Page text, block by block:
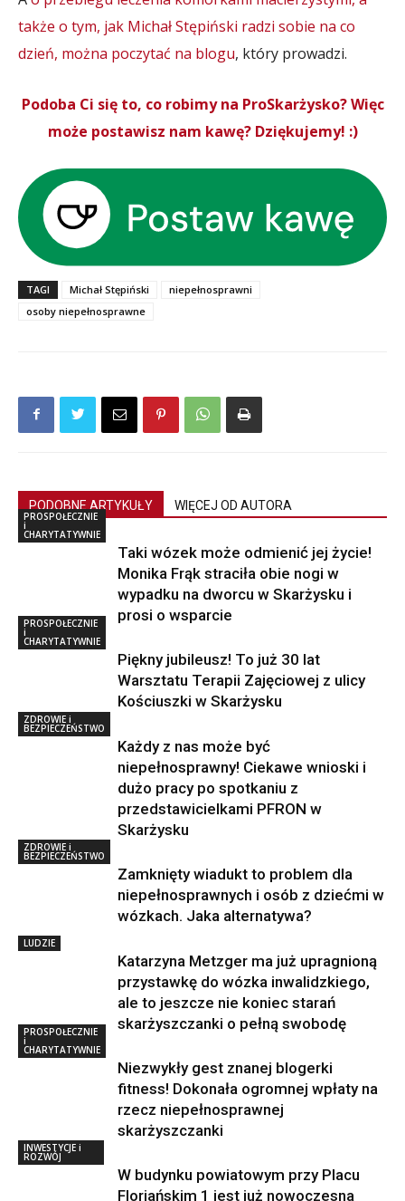
także o tym, jak Michał Stępiński radzi sobie na co
dzień, można poczytać na blogu, który prowadzi.
Podoba Ci się to, co robimy na ProSkarżysko? Więc
może postawisz nam kawę? Dziękujemy! :)
TAGI Michał Stępiński
niepełnosprawni
osoby niepełnosprawne
PODOBNE ARTYKUŁY WIĘCEJ OD AUTORA
PROSPOŁECZNIE
i
CHARYTATYWNIE
Taki wózek może odmienić jej życie!
Monika Frąk straciła obie nogi w
wypadku na dworcu w Skarżysku i
prosi o wsparcie
PROSPOŁECZNIE
i
CHARYTATYWNIE
Piękny jubileusz! To już 30 lat
Warsztatu Terapii Zajęciowej z ulicy
Kościuszki w Skarżysku
ZDROWIE i
BEZPIECZEŃSTWO
Każdy z nas może być
niepełnosprawny! Ciekawe wnioski i
dużo pracy po spotkaniu z
przedstawicielkami PFRON w
Skarżysku
ZDROWIE i
BEZPIECZEŃSTWO
Zamknięty wiadukt to problem dla
niepełnosprawnych i osób z dziećmi w
wózkach. Jaka alternatywa?
LUDZIE
Katarzyna Metzger ma już upragnioną
przystawkę do wózka inwalidzkiego,
ale to jeszcze nie koniec starań
skarżyszczanki o pełną swobodę
PROSPOŁECZNIE
i
CHARYTATYWNIE
Niezwykły gest znanej blogerki
fitness! Dokonała ogromnej wpłaty na
rzecz niepełnosprawnej
skarżyszczanki
INWESTYCJE i
ROZWÓJ
W budynku powiatowym przy Placu
Floriańskim 1 jest już nowoczesna